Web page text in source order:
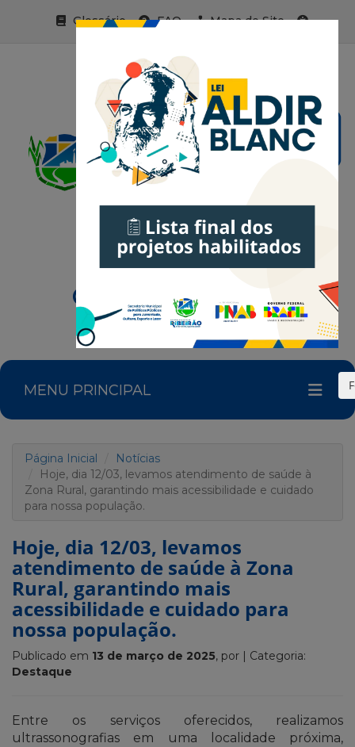
Glossário FAQ
Mapa do Site
MENU PRINCIPAL
Página Inicial
Notícias
Hoje, dia 12/03, levamos atendimento de saúde à
Zona Rural, garantindo mais acessibilidade e cuidado
para nossa população.
Hoje, dia 12/03, levamos
atendimento de saúde à Zona
Rural, garantindo mais
acessibilidade e cuidado para
nossa população.
Publicado em 13 de março de 2025, por | Categoria:
Destaque
Entre os serviços oferecidos, realizamos
ultrassonografias em uma localidade próxima,